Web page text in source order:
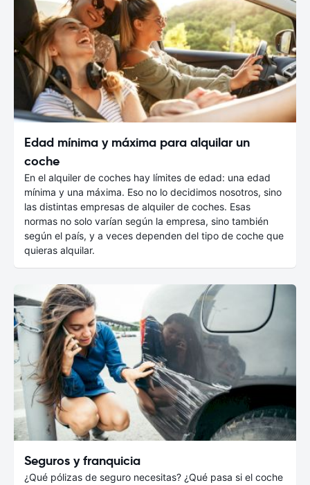
Edad mínima y máxima para alquilar un
coche
En el alquiler de coches hay límites de edad: una edad
mínima y una máxima. Eso no lo decidimos nosotros, sino
las distintas empresas de alquiler de coches. Esas
normas no solo varían según la empresa, sino también
según el país, y a veces dependen del tipo de coche que
quieras alquilar.
Seguros y franquicia
¿Qué pólizas de seguro necesitas? ¿Qué pasa si el coche